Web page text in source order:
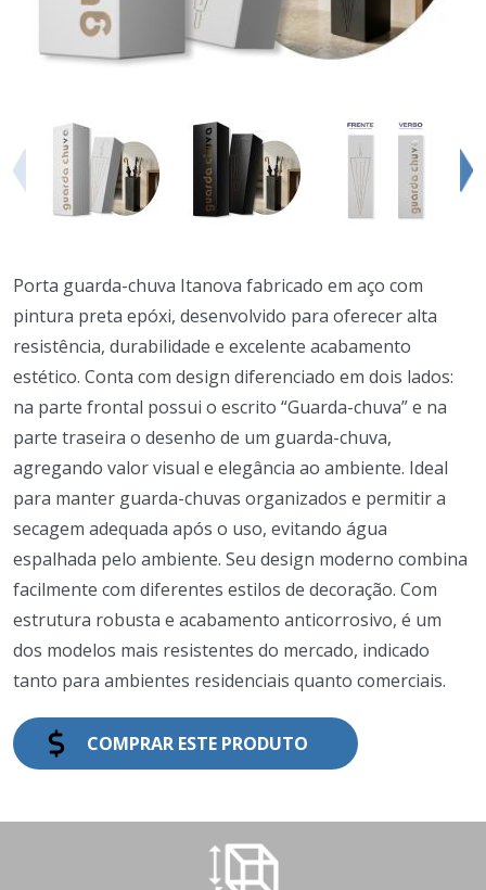
Porta guarda-chuva Itanova fabricado em aço com
pintura preta epóxi, desenvolvido para oferecer alta
resistência, durabilidade e excelente acabamento
estético. Conta com design diferenciado em dois lados:
na parte frontal possui o escrito “Guarda-chuva” e na
parte traseira o desenho de um guarda-chuva,
agregando valor visual e elegância ao ambiente. Ideal
para manter guarda-chuvas organizados e permitir a
secagem adequada após o uso, evitando água
espalhada pelo ambiente. Seu design moderno combina
facilmente com diferentes estilos de decoração. Com
estrutura robusta e acabamento anticorrosivo, é um
dos modelos mais resistentes do mercado, indicado
tanto para ambientes residenciais quanto comerciais.
COMPRAR ESTE PRODUTO